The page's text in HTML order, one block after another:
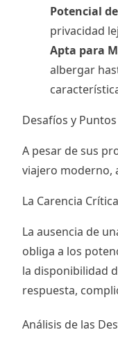
Potencial
privacidad
Apta para
albergar
Desafíos y
A pesar de sus
viajero moderno,
La Carencia
La ausencia de
obliga a los
la disponibilidad
respuesta,
Análisis de las